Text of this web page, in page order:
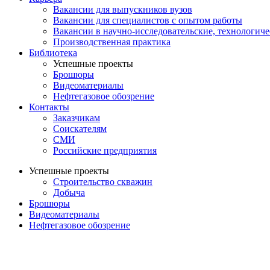
Вакансии для выпускников вузов
Вакансии для специалистов с опытом работы
Вакансии в научно-исследовательские,
Производственная практика
Библиотека
Успешные проекты
Брошюры
Видеоматериалы
Нефтегазовое обозрение
Контакты
Заказчикам
Соискателям
СМИ
Российские предприятия
Успешные проекты
Строительство скважин
Добыча
Брошюры
Видеоматериалы
Нефтегазовое обозрение